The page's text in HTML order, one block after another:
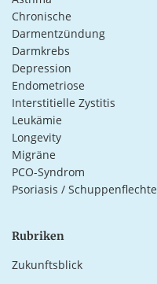
Chronische
Darmentzündung
Darmkrebs
Depression
Endometriose
Interstitielle Zystitis
Leukämie
Longevity
Migräne
PCO-Syndrom
Psoriasis / Schuppenflechte
Rubriken
Zukunftsblick